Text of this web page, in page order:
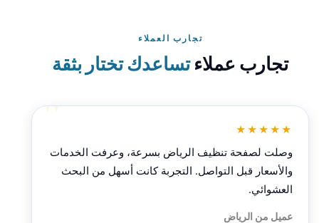
تجارب العملاء
تجارب عملاءتساعدك تختار بثقة
★★★★★
وصلت لصفحة تنظيف الرياض بسرعة، وعرفت الخدمات
والأسعار قبل التواصل. التجربة كانت أسهل من البحث
العشوائي.
عميل من الرياض